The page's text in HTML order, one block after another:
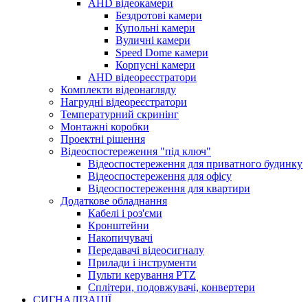
AHD відеокамери
Бездротові камери
Купольні камери
Вуличні камери
Speed Dome камери
Корпусні камери
AHD відеореєстратори
Комплекти відеонагляду
Нагрудні відеореєстратори
Температурний скринінг
Монтажні коробки
Проектні рішення
Відеоспостереження "під ключ"
Відеоспостереження для приватного будинку
Відеоспостереження для офісу
Відеоспостереження для квартири
Додаткове обладнання
Кабелі і роз'єми
Кронштейни
Накопичувачі
Передавачі відеосигналу
Прилади і інструменти
Пульти керування PTZ
Сплітери, подовжувачі, конвертери
СИГНАЛІЗАЦІЇ